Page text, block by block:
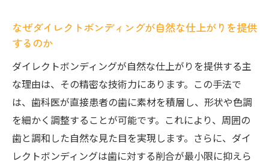
方法
笑顔に自信を与えるダイレクトボンディングの
メリット
ダイレクトボンディングで得られる笑顔の
自信
持続する安心感：ダイレクトボンディング
の強み
なぜダイレクトボンディングが自然な仕上がりを提供
するのか
ダイレクトボンディングが自然な仕上がりを提供する主
な理由は、その精密な技術力にあります。この手法で
は、歯科医が直接患者の歯に素材を積層し、形状や色調
を細かく調整することが可能です。これにより、周囲の
歯と調和した自然な見た目を実現します。さらに、ダイ
レクトボンディングは歯に対する削合が最小限に抑えら